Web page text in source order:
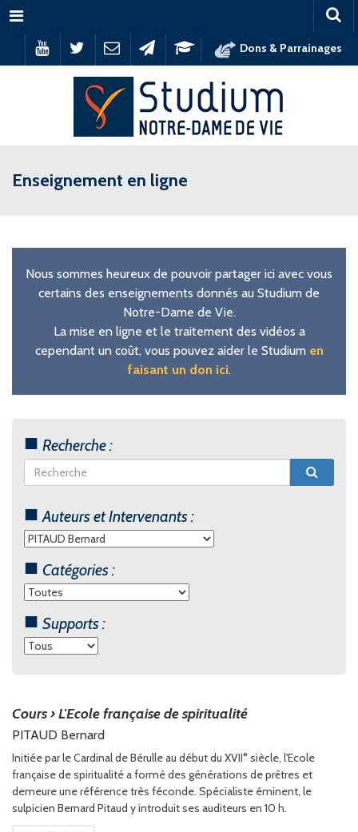
Menu
Dons & Parrainages
Enseignement en ligne
Nous sommes heureux de pouvoir partager ici avec vous
certains des enseignements donnés au Studium de
Notre-Dame de Vie.
La mise en ligne et le traitement des vidéos a
cependant un coût, vous pouvez aider le Studium en
faisant un don ici.
Recherche :
Auteurs et Intervenants :
Catégories :
Supports :
Cours ›L'Ecole française de spiritualité
PITAUD Bernard
Initiée par le Cardinal de Bérulle au début du XVII° siècle, l'Ecole
française de spiritualité a formé des générations de prêtres et
demeure une référence très féconde. Spécialiste éminent, le
sulpicien Bernard Pitaud y introduit ses auditeurs en 10 h.